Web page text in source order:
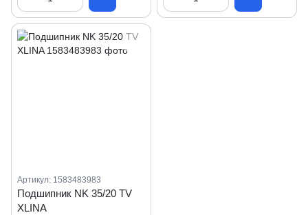
Артикул: 1583483983
Подшипник NK 35/20 TV
XLINA